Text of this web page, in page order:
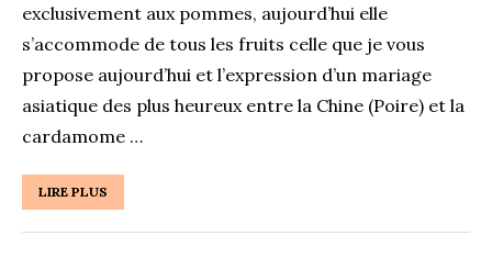
exclusivement aux pommes, aujourd’hui elle
s’accommode de tous les fruits celle que je vous
propose aujourd’hui et l’expression d’un mariage
asiatique des plus heureux entre la Chine (Poire) et la
cardamome …
LIRE PLUS